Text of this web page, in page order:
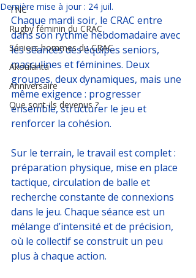
TNC
Rugby féminin du CRAC
Séniors hommes du CRAC
Akoulanta
Anniversaire
Que sont-ils devenus ?
Dernière mise à jour : 24 juil.
Chaque mardi soir, le CRAC entre
dans son rythme hebdomadaire avec
les séances des équipes seniors,
masculines et féminines. Deux
groupes, deux dynamiques, mais une
même exigence : progresser
ensemble, structurer le jeu et
renforcer la cohésion.
Sur le terrain, le travail est complet :
préparation physique, mise en place
tactique, circulation de balle et
recherche constante de connexions
dans le jeu. Chaque séance est un
mélange d’intensité et de précision,
où le collectif se construit un peu
plus à chaque action.